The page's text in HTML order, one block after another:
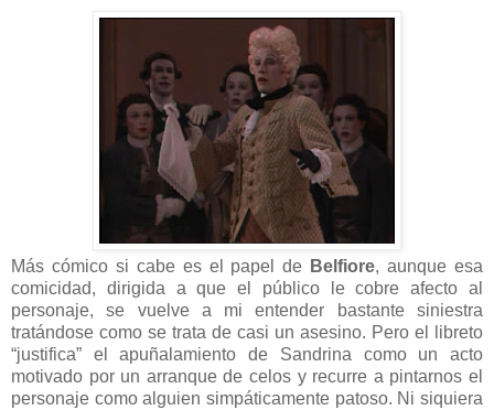
Más cómico si cabe es el papel de Belfiore, aunque esa
comicidad, dirigida a que el público le cobre afecto al
personaje, se vuelve a mi entender bastante siniestra
tratándose como se trata de casi un asesino. Pero el libreto
“justifica” el apuñalamiento de Sandrina como un acto
motivado por un arranque de celos y recurre a pintarnos el
personaje como alguien simpáticamente patoso. Ni siquiera